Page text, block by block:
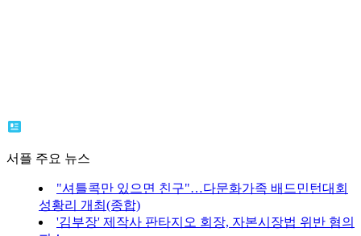
서플 주요 뉴스
"셔틀콕만 있으면 친구"…다문화가족 배드민턴대회
성황리 개최(종합)
'김부장' 제작사 판타지오 회장, 자본시장법 위반 혐의